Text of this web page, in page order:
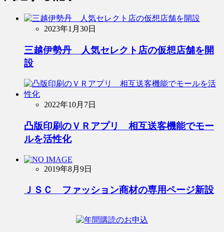
2023年1月30日
三越伊勢丹 人気セレクト店の仮想店舗を開
設
2022年10月7日
凸版印刷のＶＲアプリ 相互送客機能でモー
ルを活性化
2019年8月9日
ＪＳＣ ファッション商材の専用ページ新設